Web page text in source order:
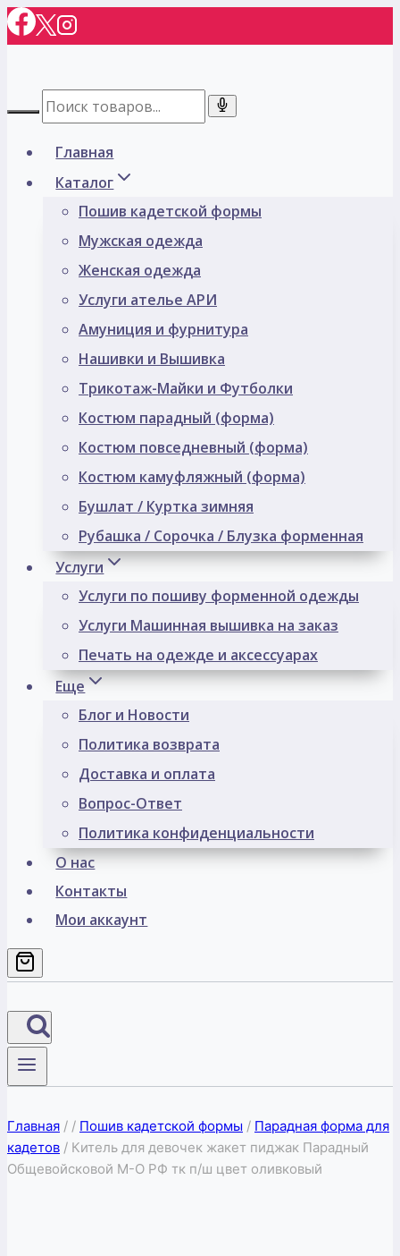
Перейти
к
Главная
Каталог
Пошив кадетской формы
Мужская одежда
Женская одежда
Услуги ателье АРИ
Амуниция и фурнитура
Нашивки и Вышивка
Трикотаж-Майки и Футболки
Костюм парадный (форма)
Костюм повседневный (форма)
Костюм камуфляжный (форма)
Бушлат / Куртка зимняя
Рубашка / Сорочка / Блузка форменная
Услуги
Услуги по пошиву форменной одежды
Услуги Машинная вышивка на заказ
Печать на одежде и аксессуарах
Еще
Блог и Новости
Политика возврата
Доставка и оплата
Вопрос-Ответ
Политика конфиденциальности
О нас
Контакты
Мои аккаунт
Главная / / Пошив кадетской формы / Парадная форма для
кадетов / Китель для девочек жакет пиджак Парадный
Общевойсковой М-О РФ тк п/ш цвет оливковый